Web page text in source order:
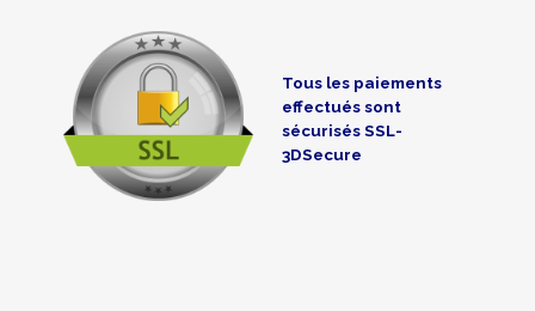
Tous les paiements
effectués sont
sécurisés SSL-
3DSecure